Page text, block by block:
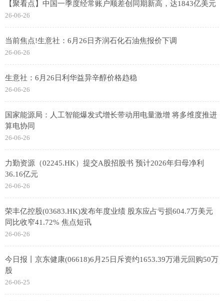
【聚看点】中国一季度经常账户顺差创同期新高，达1843亿美元
26-06-26
当前焦点!生意社：6月26日齐润石化石油焦报价下调
26-06-26
生意社：6月26日利华益异辛醇价格趋稳
26-06-26
国家能源局：人工智能爆发式增长带动用电量激增 将多维度推进
算电协同
26-06-26
力勤资源（02245.HK）提交A股招股书 预计2026年归母净利
36.16亿元
26-06-26
荣丰亿控股(03683.HK)发布年度业绩 股东应占亏损604.7万美元
同比收窄41.72% 焦点短讯
26-06-26
今日报丨京东健康(06618)6月25日斥资约1653.39万港元回购50万
股
26-06-25